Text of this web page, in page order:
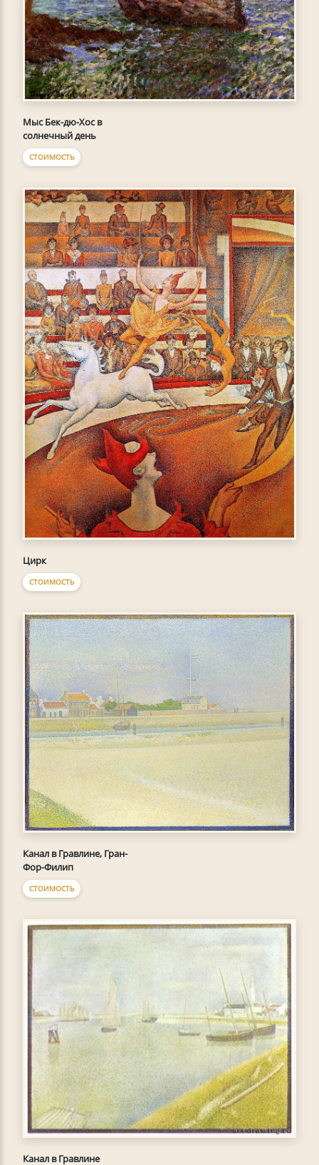
Мыс Бек-дю-Хoc в
солнечный день
СТОИМОСТЬ
Цирк
СТОИМОСТЬ
Канал в Гравлине, Гран-
Фор-Филип
СТОИМОСТЬ
Канал в Гравлине